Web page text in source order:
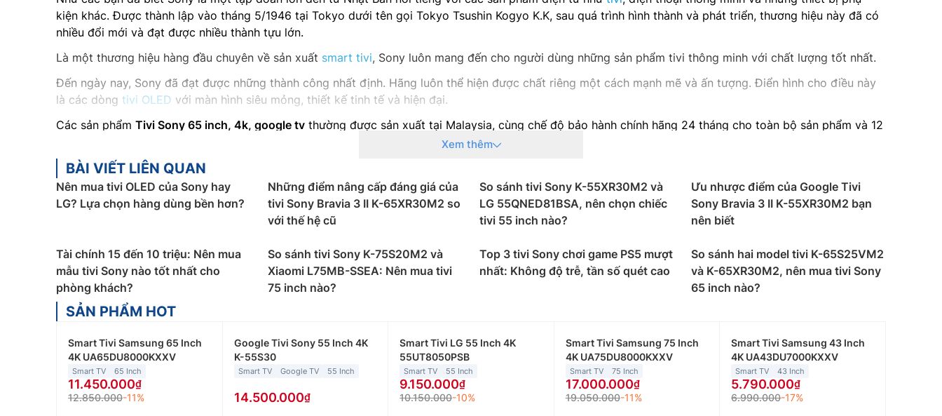
kiện khác. Được thành lập vào tháng 5/1946 tại Tokyo dưới tên gọi Tokyo Tsushin Kogyo K.K, sau quá trình hình thành và phát triển, thương hiệu này đã có
nhiều đổi mới và đạt được nhiều thành tựu lớn.
Là một thương hiệu hàng đầu chuyên về sản xuất smart tivi, Sony luôn mang đến cho người dùng những sản phẩm tivi thông minh với chất lượng tốt nhất.
Đến ngày nay, Sony đã đạt được những thành công nhất định. Hãng luôn thể hiện được chất riêng một cách mạnh mẽ và ấn tượng. Điển hình cho điều này
là các dòng tivi OLED với màn hình siêu mỏng, thiết kế tinh tế và hiện đại.
Các sản phẩm Tivi Sony 65 inch, 4k, google tv thường được sản xuất tại Malaysia, cùng chế độ bảo hành chính hãng 24 tháng cho toàn bộ sản phẩm và 12
2. Đặc điểm nổi bật của
Chất lượng hình ảnh vượt trội:Một trong những ưu điểm lớn nhất củativi Sony
chính là chất lượng hình ảnh xuất sắc. Công nghệ hình ảnh 4K HDR của
Sony giúp tái tạo màu sắc chân thực và độ tương phản đỉnh cao. Điều này mang lại trải nghiệm xem phim và chơi game sống động, như bạn đang ở trong
Sử dụng hệ điều hành Android TV thông minh: smart tivi Sonysử dụng hệ điều hành Android TV, mang lại trải nghiệm người dùng mượt mà và dễ sử dụng.
Với khả năng kết nối internet, bạn có thể truy cập nhanh chóng vào các ứng dụng phổ biến như Netflix, YouTube, và nhiều ứng dụng giải trí khác. Hệ điều
hành này cũng hỗ trợ trợ lý ảo Google Assistant, giúp bạn điều khiển tivi bằng giọng nói.
Âm thanh mạnh mẽ:Không chỉ chú trọng vào chất lượng hình ảnh, smart
toàn trong không gian âm thanh sống động, từ những chiếc tiếng nhỏ nhất đến những cảnh hành động hùng vĩ.
Thiết kế sang trọng, mỏng và nhẹ:Đặc điểm thiết kế của tivi Sony giá rẻ cũng là một điểm thu hút lớn. Với thiết kế mỏng nhẹ, tivi dễ dàng lắp đặt trong
mọi không gian phòng khách mà không làm mất đi sự sang trọng. Mặt trước của tivi thường là một tấm màn hình lớn, tối giản và tinh tế, thích hợp cho cả
những ngôi nhà có phong cách trang trí hiện đại.
Xem thêm
BÀI VIẾT LIÊN QUAN
Nên mua tivi OLED của Sony hay
LG? Lựa chọn hàng dùng bền hơn?
Những điểm nâng cấp đáng giá của
tivi Sony Bravia 3 II K-65XR30M2 so
với thế hệ cũ
So sánh tivi Sony K-55XR30M2 và
LG 55QNED81BSA, nên chọn chiếc
tivi 55 inch nào?
Ưu nhược điểm của Google Tivi
Sony Bravia 3 II K-55XR30M2 bạn
nên biết
Tài chính 15 đến 10 triệu: Nên mua
mẫu tivi Sony nào tốt nhất cho
phòng khách?
So sánh tivi Sony K-75S20M2 và
Xiaomi L75MB-SSEA: Nên mua tivi
75 inch nào?
Top 3 tivi Sony chơi game PS5 mượt
nhất: Không độ trễ, tần số quét cao
So sánh hai model tivi K-65S25VM2
và K-65XR30M2, nên mua tivi Sony
65 inch nào?
SẢN PHẨM HOT
Smart Tivi Samsung 65 Inch
4K UA65DU8000KXXV
Smart TV 65 Inch
11.450.000
12.850.000-11%
Google Tivi Sony 55 Inch 4K
K-55S30
Smart TV Google TV 55 Inch
14.500.000
Smart Tivi LG 55 Inch 4K
55UT8050PSB
Smart TV 55 Inch
9.150.000
10.150.000-10%
Smart Tivi Samsung 75 Inch
4K UA75DU8000KXXV
Smart TV 75 Inch
17.000.000
19.050.000-11%
Smart Tivi Samsung 43 Inch
4K UA43DU7000KXXV
Smart TV 43 Inch
5.790.000
6.990.000-17%